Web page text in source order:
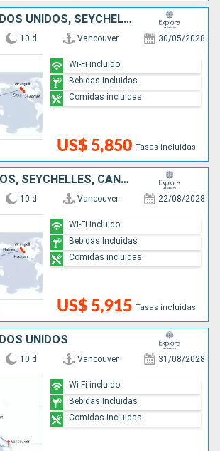
CANADÁ, ESTADOS UNIDOS, SEYCHELLES
10 d Vancouver 30/05/2028
US$ 5,850 Tasas incluidas
Wi-Fi incluido
Bebidas Incluidas
Comidas incluidas
ESTADOS UNIDOS, SEYCHELLES, CANADÁ
10 d Vancouver 22/08/2028
US$ 5,915 Tasas incluidas
Wi-Fi incluido
Bebidas Incluidas
Comidas incluidas
UNIDOS
10 d Vancouver 31/08/2028
Wi-Fi incluido
Bebidas Incluidas
Comidas incluidas